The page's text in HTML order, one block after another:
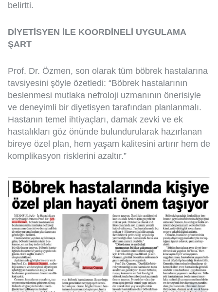
belirtti.
DİYETİSYEN İLE KOORDİNELİ UYGULAMA
ŞART
Prof. Dr. Özmen, son olarak tüm böbrek hastalarına
tavsiyesini şöyle özetledi: “Böbrek hastalarının
beslenmesi mutlaka nefroloji uzmanının önerisiyle
ve deneyimli bir diyetisyen tarafından planlanmalı.
Hastanın temel ihtiyaçları, damak zevki ve ek
hastalıkları göz önünde bulundurularak hazırlanan
bireye özel plan, hem yaşam kalitesini artırır hem de
komplikasyon risklerini azaltır.”